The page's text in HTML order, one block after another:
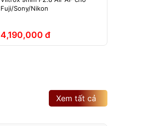
Fuji/Sony/Nikon
4,190,000 đ
Xem tất cả